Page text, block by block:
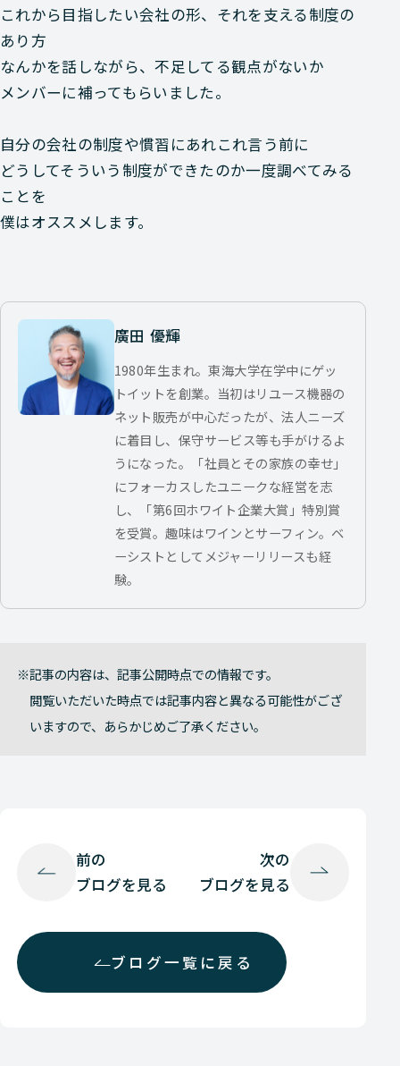
これから目指したい会社の形、それを支える制度の
あり方
なんかを話しながら、不足してる観点がないか
メンバーに補ってもらいました。
自分の会社の制度や慣習にあれこれ言う前に
どうしてそういう制度ができたのか一度調べてみる
ことを
僕はオススメします。
廣田 優輝
1980年生まれ。東海大学在学中にゲッ
トイットを創業。当初はリユース機器の
ネット販売が中心だったが、法人ニーズ
に着目し、保守サービス等も手がけるよ
うになった。「社員とその家族の幸せ」
にフォーカスしたユニークな経営を志
し、「第6回ホワイト企業大賞」特別賞
を受賞。趣味はワインとサーフィン。ベ
ーシストとしてメジャーリリースも経
験。
記事の内容は、記事公開時点での情報です。
閲覧いただいた時点では記事内容と異なる可能性がござ
いますので、あらかじめご了承ください。
前の
ブログを見る
ブログ一覧に戻る
次の
ブログを見る